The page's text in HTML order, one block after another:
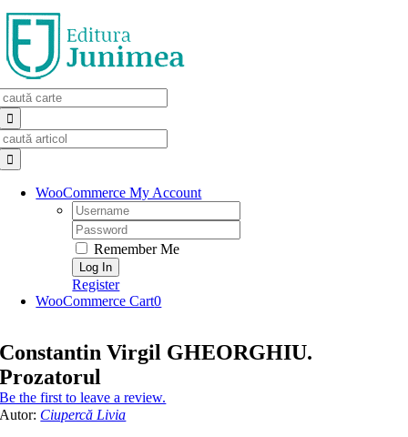
Skip
to
content
WooCommerce My Account
Username:
Password:
Remember Me
Register
WooCommerce Cart0
Constantin Virgil GHEORGHIU.
Prozatorul
Be the first to leave a review.
Autor: Ciupercă Livia